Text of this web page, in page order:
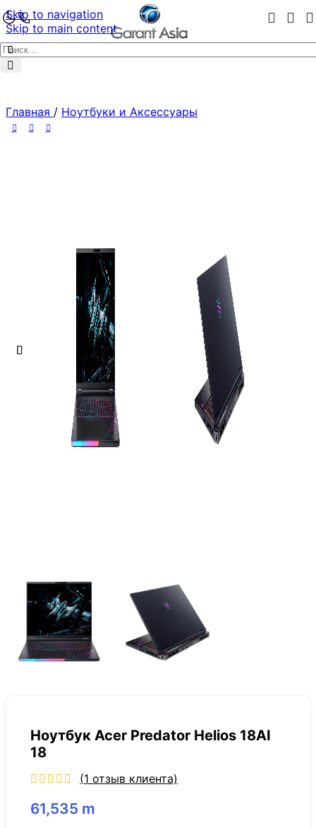
Skip to navigation
Skip to main content
Главная / Ноутбуки и Аксессуары
Ноутбук Acer Predator Helios 18AI
18
(1 отзыв клиента)
61,535 m